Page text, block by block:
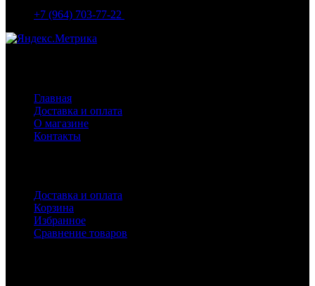
+7 (964) 703-77-22
Главная
Доставка и оплата
О магазине
Контакты
Доставка и оплата
Корзина
Избранное
Сравнение товаров